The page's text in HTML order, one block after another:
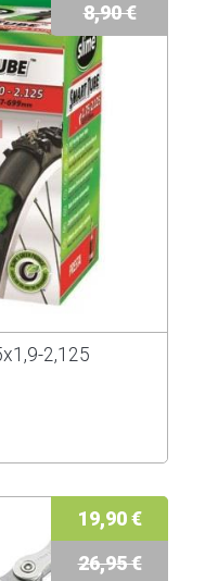
8,90 €
2,125
19,90 €
26,95 €